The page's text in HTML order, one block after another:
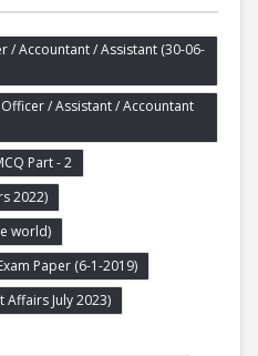
/ Accountant / Assistant (30-06-
/ Assistant / Accountant
Part - 2
2022)
world)
Paper (6-1-2019)
July 2023)